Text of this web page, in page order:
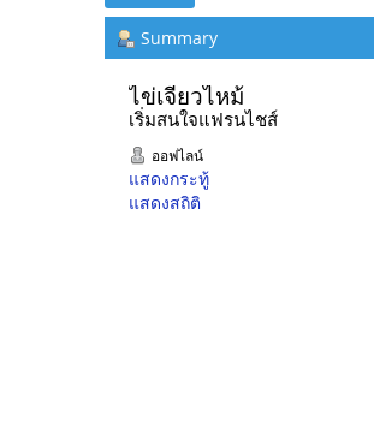
Summary
ไข่เจียวไหม้
เริ่มสนใจแฟรนไชส์
ออฟไลน์
แสดงกระทู้
แสดงสถิติ